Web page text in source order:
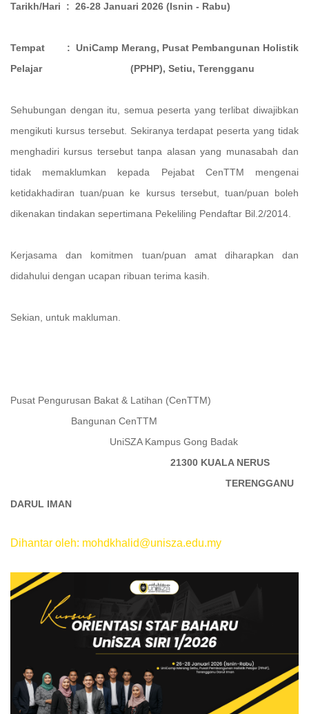
Tarikh/Hari : 26-28 Januari 2026 (Isnin - Rabu)
Tempat : UniCamp Merang, Pusat Pembangunan Holistik
Pelajar (PPHP), Setiu, Terengganu
Sehubungan dengan itu, semua peserta yang terlibat diwajibkan
mengikuti kursus tersebut. Sekiranya terdapat peserta yang tidak
menghadiri kursus tersebut tanpa alasan yang munasabah dan
tidak memaklumkan kepada Pejabat CenTTM mengenai
ketidakhadiran tuan/puan ke kursus tersebut, tuan/puan boleh
dikenakan tindakan sepertimana Pekeliling Pendaftar Bil.2/2014.
Kerjasama dan komitmen tuan/puan amat diharapkan dan
didahului dengan ucapan ribuan terima kasih.
Sekian, untuk makluman.
Pusat Pengurusan Bakat & Latihan (CenTTM)
Bangunan CenTTM
UniSZA Kampus Gong Badak
21300 KUALA NERUS
TERENGGANU
DARUL IMAN
Dihantar oleh: mohdkhalid@unisza.edu.my